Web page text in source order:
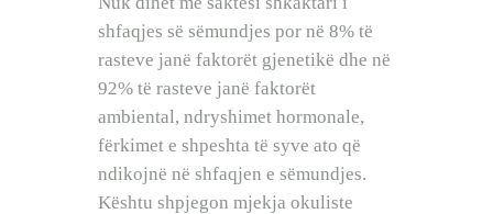
shfaqjes së sëmundjes por në 8% të
rasteve janë faktorët gjenetikë dhe në
92% të rasteve janë faktorët
ambiental, ndryshimet hormonale,
fërkimet e shpeshta të syve ato që
ndikojnë në shfaqjen e sëmundjes.
Kështu shpjegon mjekja okuliste